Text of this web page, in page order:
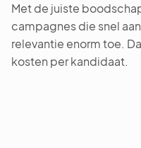
Met de juiste
campagnes die snel
relevantie enorm toe.
kosten per kandidaat.